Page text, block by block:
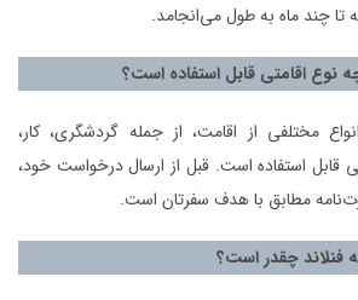
تا چند ماه به طول می‌انجامد.
نوع اقامتی قابل استفاده است؟
مختلفی از اقامت، از جمله گردشگری، کار،
قابل استفاده است. قبل از ارسال درخواست خود،
مطابق با هدف سفرتان است.
فنلاند چقدر است؟